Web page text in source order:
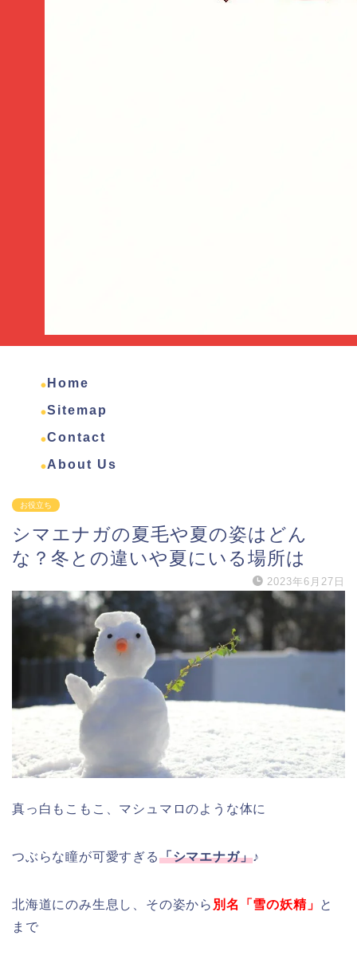
Home
Sitemap
Contact
About Us
お役立ち
シマエナガの夏毛や夏の姿はどん
な？冬との違いや夏にいる場所は
2023年6月27日
真っ白もこもこ、マシュマロのような体に
つぶらな瞳が可愛すぎる「シマエナガ」♪
北海道にのみ生息し、その姿から 別名「雪の妖精」 と
まで